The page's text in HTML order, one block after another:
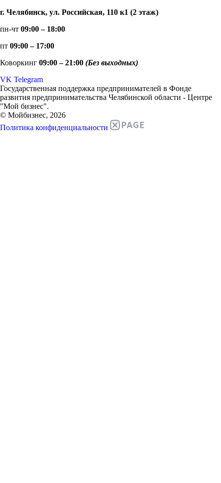
г. Челябинск, ул. Российская, 110 к1 (2 этаж)
пн-чт 09:00 – 18:00
пт 09:00 – 17:00
Коворкинг 09:00 – 21:00 (Без выходных)
VK Telegram
Государственная поддержка предпринимателей в Фонде
развития предпринимательства Челябинской области - Центре
"Мой бизнес".
© Мойбизнес, 2026
Политика конфиденциальности